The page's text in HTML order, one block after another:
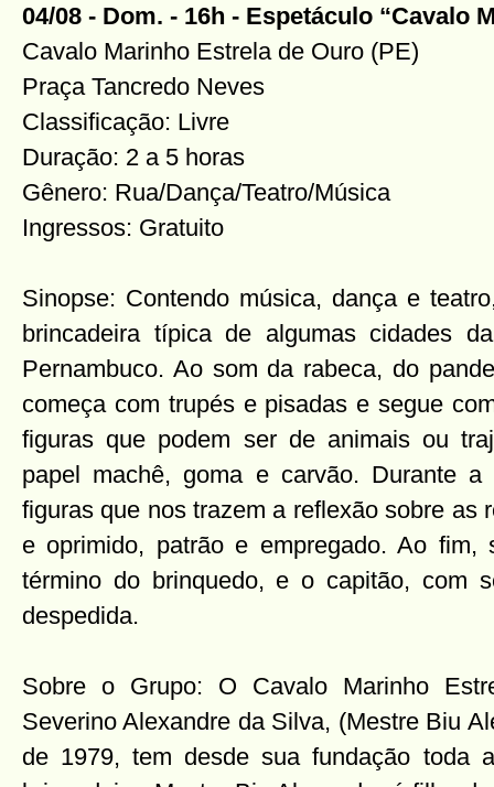
04/08 - Dom. - 16h - Espetáculo “Cavalo
Cavalo Marinho Estrela de Ouro (PE)
Praça Tancredo Neves
Classificação: Livre
Duração: 2 a 5 horas
Gênero: Rua/Dança/Teatro/Música
Ingressos: Gratuito
Sinopse: Contendo música, dança e
brincadeira típica de algumas cidades
Pernambuco. Ao som da rabeca, do
começa com trupés e pisadas e segue
figuras que podem ser de animais ou
papel machê, goma e carvão. Durante a
figuras que nos trazem a reflexão sobre as
e oprimido, patrão e empregado. Ao fim,
término do brinquedo, e o capitão, com
despedida.
Sobre o Grupo: O Cavalo Marinho
Severino Alexandre da Silva, (Mestre Biu
de 1979, tem desde sua fundação toda